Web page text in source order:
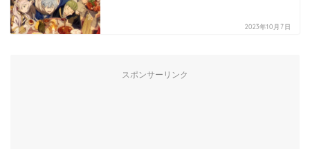
2023年10月7日
スポンサーリンク